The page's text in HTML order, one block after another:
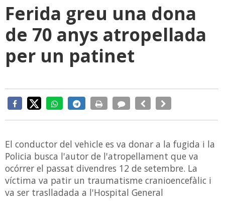
Ferida greu una dona
de 70 anys atropellada
per un patinet
El conductor del vehicle es va donar a la fugida i la
Policia busca l'autor de l'atropellament que va
ocórrer el passat divendres 12 de setembre. La
víctima va patir un traumatisme cranioencefàlic i
va ser traslladada a l'Hospital General